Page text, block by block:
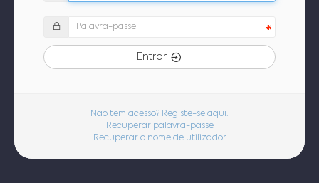
Entrar
Não tem acesso? Registe-se aqui.
Recuperar palavra-passe
Recuperar o nome de utilizador